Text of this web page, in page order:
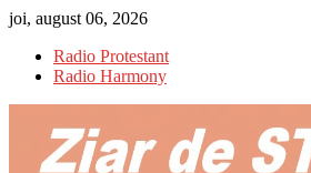
Skip
content
joi, august 06, 2026
Radio Protestant
Radio Harmony